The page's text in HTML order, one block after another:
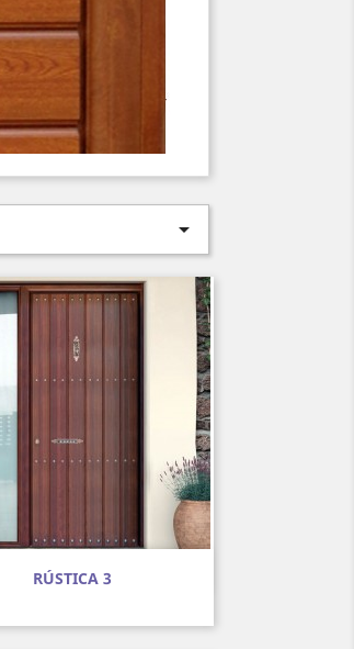

RÚSTICA 3
Vista rápida